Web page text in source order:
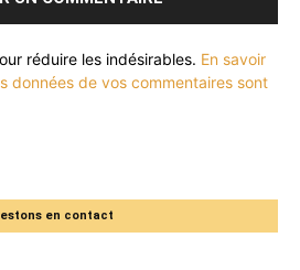
réduire les indésirables. En savoir
données de vos commentaires sont
en contact